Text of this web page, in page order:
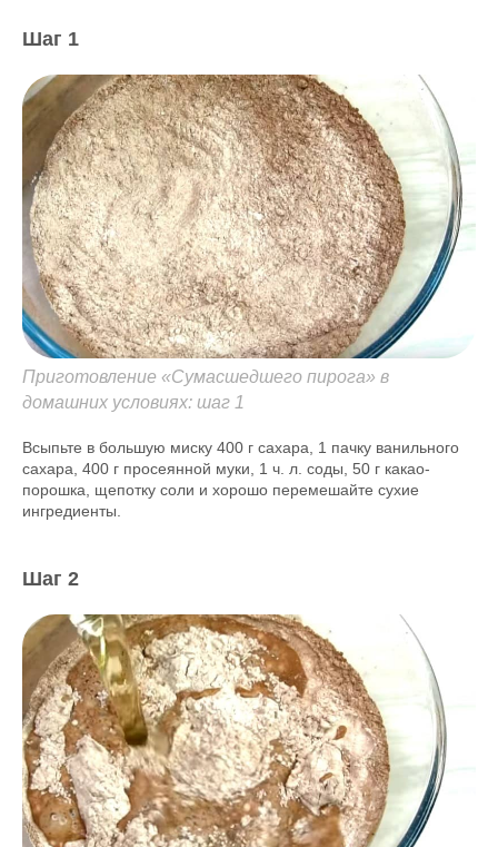
Шаг 1
Приготовление «Сумасшедшего пирога» в
домашних условиях: шаг 1
Всыпьте в большую миску 400 г сахара, 1 пачку ванильного
сахара, 400 г просеянной муки, 1 ч. л. соды, 50 г какао-
порошка, щепотку соли и хорошо перемешайте сухие
ингредиенты.
Шаг 2